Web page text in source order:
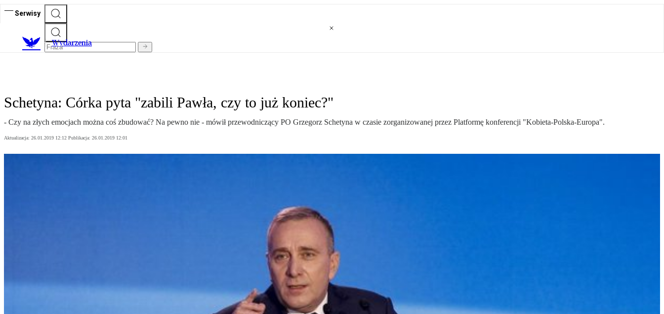
Serwisy
Wydarzenia
Schetyna: Córka pyta "zabili Pawła, czy to już koniec?"
- Czy na złych emocjach można coś zbudować? Na pewno nie - mówił przewodniczący PO Grzegorz Schetyna w czasie zorganizowanej przez Platformę konferencji "Kobieta-Polska-Europa".
Aktualizacja: 26.01.2019 12:12 Publikacja: 26.01.2019 12:01